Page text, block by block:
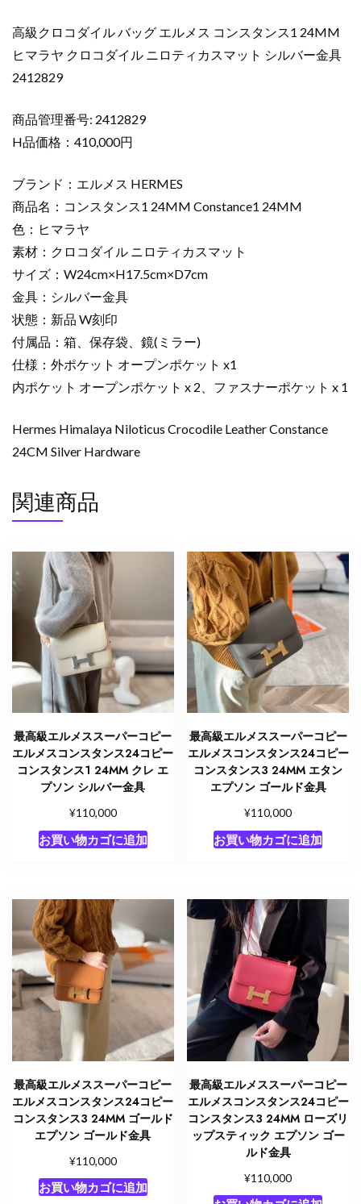
タ
ン
ス
24MM
ヒ
ラ
ヤ
ク
ロ
コ
ダ
イ
ル
ニ
ロ
テ
ィ
ス
マ
シ
ル
金
2412829
高級クロコダイル バッグ エルメス コンスタンス1 24MM
ヒマラヤ クロコダイル ニロティカスマット シルバー金具
2412829
商品管理番号: 2412829
H品価格：410,000円
ブランド：エルメス HERMES
商品名：コンスタンス1 24MM Constance1 24MM
色：ヒマラヤ
素材：クロコダイル ニロティカスマット
サイズ：W24cm×H17.5cm×D7cm
金具：シルバー金具
状態：新品 W刻印
付属品：箱、保存袋、鏡(ミラー)
仕様：外ポケット オープンポケット x1
内ポケット オープンポケット x 2、ファスナーポケット x 1
Hermes Himalaya Niloticus Crocodile Leather Constance
24CM Silver Hardware
関連商品
最高級エルメススーパーコピー
エルメスコンスタンス24コピー
コンスタンス1 24MM クレ エ
プソン シルバー金具
¥110,000
お買い物カゴに追加
最高級エルメススーパーコピー
エルメスコンスタンス24コピー
コンスタンス3 24MM エタン
エプソン ゴールド金具
¥110,000
お買い物カゴに追加
最高級エルメススーパーコピー
エルメスコンスタンス24コピー
コンスタンス3 24MM ゴールド
エプソン ゴールド金具
¥110,000
お買い物カゴに追加
最高級エルメススーパーコピー
エルメスコンスタンス24コピー
コンスタンス3 24MM ローズリ
ップスティック エプソン ゴー
ルド金具
¥110,000